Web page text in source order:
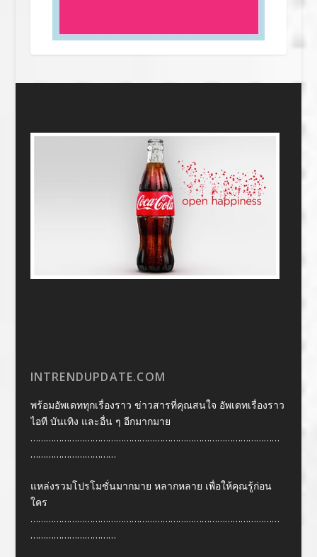
INTRENDUPDATE.COM
พร้อมอัพเดททุกเรื่องราว ข่าวสารที่คุณสนใจ อัพเดทเรื่องราว
ไอที บันเทิง และอื่น ๆ อีกมากมาย
……………………………………………………………………………………
……………………………
แหล่งรวมโปรโมชั่นมากมาย หลากหลาย เพื่อให้คุณรู้ก่อน
ใคร
……………………………………………………………………………………
……………………………